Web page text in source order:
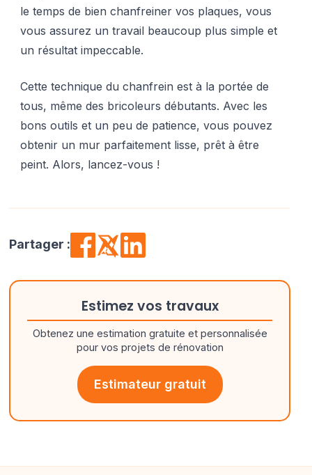
le temps de bien chanfreiner vos plaques, vous
vous assurez un travail beaucoup plus simple et
un résultat impeccable.
Cette technique du chanfrein est à la portée de
tous, même des bricoleurs débutants. Avec les
bons outils et un peu de patience, vous pouvez
obtenir un mur parfaitement lisse, prêt à être
peint. Alors, lancez-vous !
Partager :
Estimez vos travaux
Obtenez une estimation gratuite et personnalisée
pour vos projets de rénovation
Estimateur gratuit